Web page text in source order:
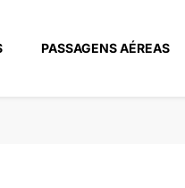
PASSAGENS AÉREAS